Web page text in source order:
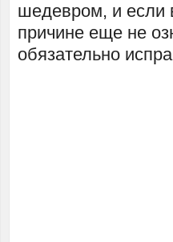
шедевром, и если
причине еще не
обязательно